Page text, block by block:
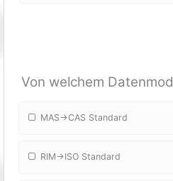
Von welchem
MAS->CAS Standard
RIM->ISO Standard